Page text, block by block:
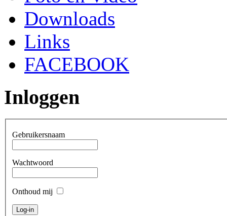
Downloads
Links
FACEBOOK
Inloggen
Gebruikersnaam
Wachtwoord
Onthoud mij